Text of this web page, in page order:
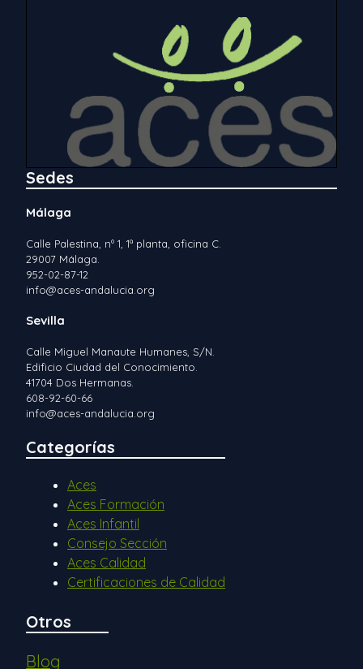
Sedes
Málaga
Calle Palestina, nº 1, 1ª planta, oficina C.
29007 Málaga.
952-02-87-12
info@aces-andalucia.org
Sevilla
Calle Miguel Manaute Humanes, S/N.
Edificio Ciudad del Conocimiento.
41704 Dos Hermanas.
608-92-60-66
info@aces-andalucia.org
Categorías
Aces
Aces Formación
Aces Infantil
Consejo Sección
Aces Calidad
Certificaciones de Calidad
Otros
Blog